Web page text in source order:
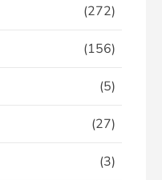
(272)
(156)
(5)
(27)
(3)